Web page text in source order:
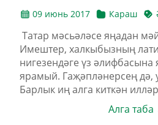
09 июнь 2017 Караш
Татар мәсьәләсе яңадан
Имештер, халкыбызның
нигезендәге үз әлифбасына
ярамый. Гаҗәпләнерсең дә,
Барлык иң алга киткән
Алга